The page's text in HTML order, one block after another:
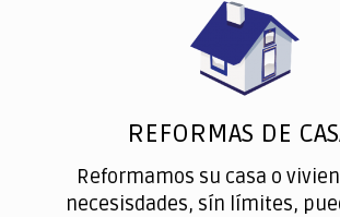
REFORMAS DE
Reformamos su casa o
necesisdades, sín límites,